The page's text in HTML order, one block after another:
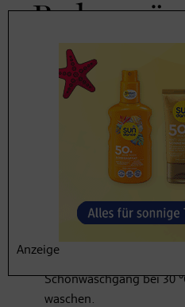
-
Damit periodensichere
Funktionalität behält, sollten
jeweiligen Modells lesen
keine Details genannt
folgender Anleitung
waschen (idealerweise
bzw. Wechseln des
Auf links drehen, in ein
Schonwaschgang bei 30
waschen.
Anzeige